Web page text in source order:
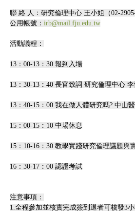
聯 絡 人：研究倫理中心 王小姐（02-2905-
公用帳號： irb@mail.fju.edu.tw
活動議程：
13：00-13：30 報到入場
13：30-13：40 長官致詞 研究倫理中心
13：40-15：00 我在做人體研究嗎? 中山
15：00-15：10 中場休息
15：10-16：30 教學實踐研究倫理議題
16：30-17：00 認證考試
注意事項：
1.全程參加並核實完成簽到退者可核發3